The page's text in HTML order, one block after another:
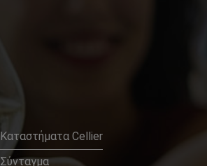
Καταστήματα Cellier
Σύνταγμα